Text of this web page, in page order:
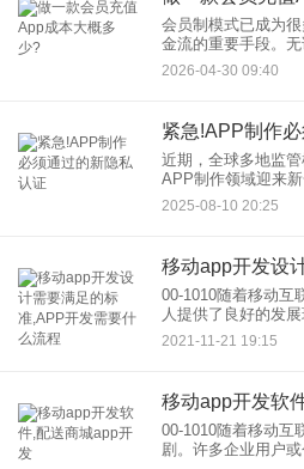
会员制模式已成为
金流的重要手段。
售，还是线下的健
会员充值App，正在
2026-04-30 09:40
紧急!APP制作
近期，全球多地监
APP制作领域迎来
隐私认证的应用，
款高达应用年收入
2025-08-10 20:25
00-1010随着移动互
人提供了良好的发
请市场饱和，使得
品牌都意识到，app stores可以为他们提供推广品
2021-11-21 19:15
移动app开发软
00-1010随着移动互
剧。许多企业用户